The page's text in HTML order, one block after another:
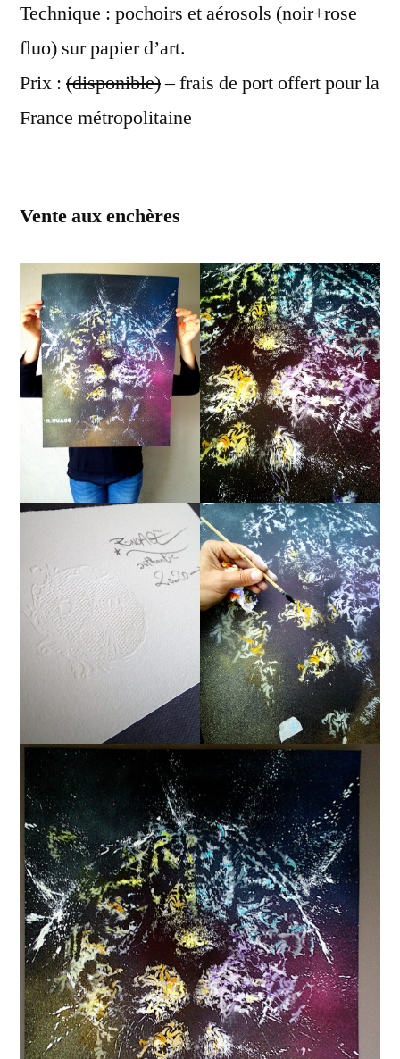
Technique : pochoirs et aérosols (noir+rose
fluo) sur papier d’art.
Prix : (disponible)– frais de port offert pour la
France métropolitaine
Vente aux enchères